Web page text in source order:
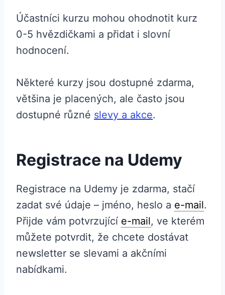
Účastníci kurzu mohou ohodnotit kurz
0-5 hvězdičkami a přidat i slovní
hodnocení.
Některé kurzy jsou dostupné zdarma,
většina je placených, ale často jsou
dostupné různé slevy a akce.
Registrace na Udemy
Registrace na Udemy je zdarma, stačí
zadat své údaje – jméno, heslo a e-mail.
Přijde vám potvrzující e-mail, ve kterém
můžete potvrdit, že chcete dostávat
newsletter se slevami a akčními
nabídkami.